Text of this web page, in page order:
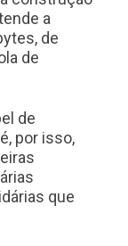
a
de
de
de
por isso,
que